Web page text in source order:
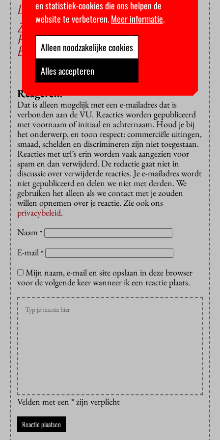
Lees ook
Zingen tegen de werkstress
Fietsen voor je smoothie met jarig Aureus
Erik Scherder zet zich in voor kinderpardon
Reageren?
Dat is alleen mogelijk met een e-mailadres dat is
verbonden aan de VU. Reacties worden gepubliceerd
met voornaam of initiaal en achternaam. Houd je bij
het onderwerp, en toon respect: commerciële uitingen,
smaad, schelden en discrimineren zijn niet toegestaan.
Reacties met url’s erin worden vaak aangezien voor
spam en dan verwijderd. De redactie gaat niet in
discussie over verwijderde reacties. Je e-mailadres wordt
niet gepubliceerd en delen we niet met derden. We
gebruiken het alleen als we contact met je zouden
willen opnemen over je reactie. Zie ook ons
privacybeleid.
Naam *
E-mail *
Mijn naam, e-mail en site opslaan in deze browser
voor de volgende keer wanneer ik een reactie plaats.
Velden met een * zijn verplicht
en statistiek-cookies die ons helpen de
website te verbeteren.Meer informatie.
Alleen noodzakelijke cookies
Alles accepteren